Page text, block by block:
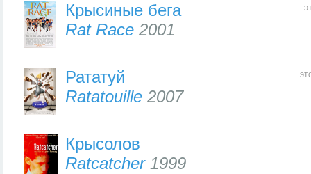
Крысиные бега
Rat Race 2001
Рататуй
Ratatouille 2007
Крысолов
Ratcatcher1999